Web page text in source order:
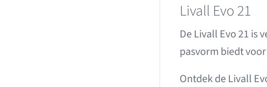
Livall Evo 21
De Livall Evo 21 is
pasvorm biedt
Ontdek de Livall